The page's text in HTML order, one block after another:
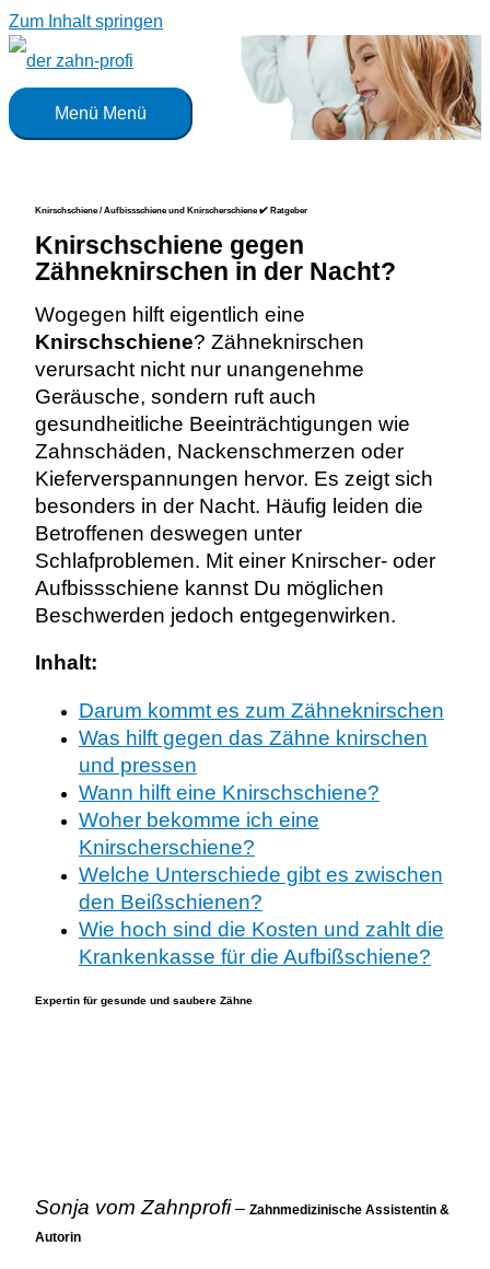
Zum Inhalt springen
Menü Menü
Knirschschiene / Aufbissschiene und Knirscherschiene ✔️ Ratgeber
Knirschschiene gegen
Zähneknirschen in der Nacht?
Wogegen hilft eigentlich eine
Knirschschiene? Zähneknirschen
verursacht nicht nur unangenehme
Geräusche, sondern ruft auch
gesundheitliche Beeinträchtigungen wie
Zahnschäden, Nackenschmerzen oder
Kieferverspannungen hervor. Es zeigt sich
besonders in der Nacht. Häufig leiden die
Betroffenen deswegen unter
Schlafproblemen. Mit einer Knirscher- oder
Aufbissschiene kannst Du möglichen
Beschwerden jedoch entgegenwirken.
Inhalt:
Darum kommt es zum Zähneknirschen
Was hilft gegen das Zähne knirschen
und pressen
Wann hilft eine Knirschschiene?
Woher bekomme ich eine
Knirscherschiene?
Welche Unterschiede gibt es zwischen
den Beißschienen?
Wie hoch sind die Kosten und zahlt die
Krankenkasse für die Aufbißschiene?
Expertin für gesunde und saubere Zähne
Sonja vom Zahnprofi– Zahnmedizinische Assistentin &
Autorin